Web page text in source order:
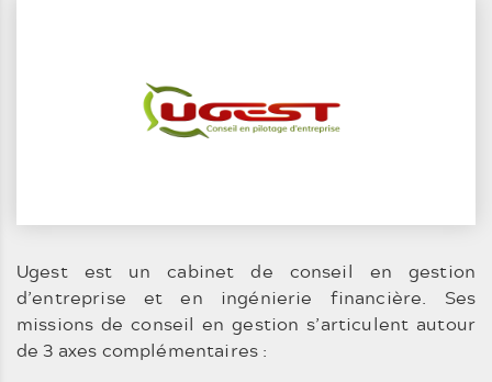
Ugest est un cabinet de conseil en gestion
d’entreprise et en ingénierie financière. Ses
missions de conseil en gestion s’articulent autour
de 3 axes complémentaires :